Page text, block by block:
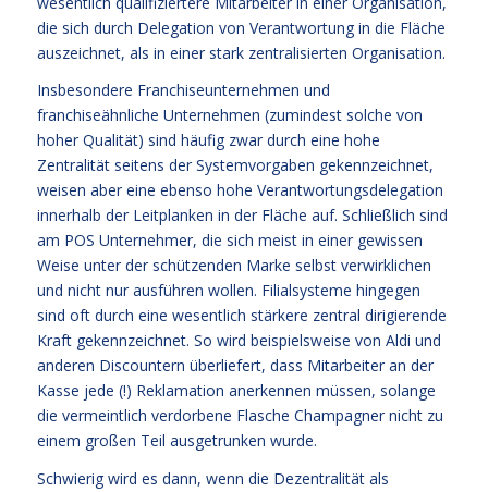
die sich durch Delegation von Verantwortung in die Fläche
auszeichnet, als in einer stark zentralisierten Organisation.
Insbesondere Franchiseunternehmen und
franchiseähnliche Unternehmen (zumindest solche von
hoher Qualität) sind häufig zwar durch eine hohe
Zentralität seitens der Systemvorgaben gekennzeichnet,
weisen aber eine ebenso hohe Verantwortungsdelegation
innerhalb der Leitplanken in der Fläche auf. Schließlich sind
am POS Unternehmer, die sich meist in einer gewissen
Weise unter der schützenden Marke selbst verwirklichen
und nicht nur ausführen wollen. Filialsysteme hingegen
sind oft durch eine wesentlich stärkere zentral dirigierende
Kraft gekennzeichnet. So wird beispielsweise von Aldi und
anderen Discountern überliefert, dass Mitarbeiter an der
Kasse jede (!) Reklamation anerkennen müssen, solange
die vermeintlich verdorbene Flasche Champagner nicht zu
einem großen Teil ausgetrunken wurde.
Schwierig wird es dann, wenn die Dezentralität als